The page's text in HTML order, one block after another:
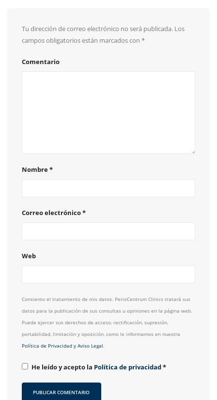
Tu dirección de correo electrónico no será publicada. Los
campos obligatorios están marcados con *
Comentario
Nombre*
Correo electrónico*
Web
Consiento el tratamiento de mis datos. PerioCentrum Clinics tratará sus
datos para la publicación de sus consultas u opiniones en la página web.
Puede ejercer sus derechos de acceso, rectificación, supresión,
portabilidad, limitación y oposición, como le informamos en nuestra
Política de Privacidad y Aviso Legal.
He leído y acepto la Política de privacidad*